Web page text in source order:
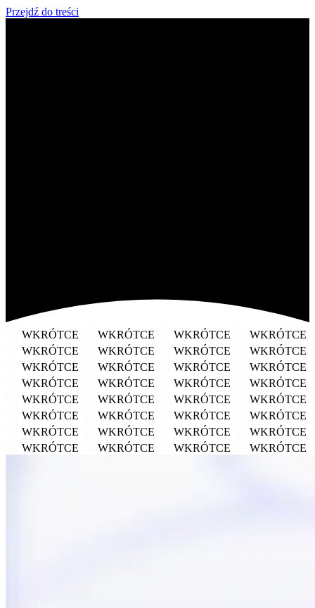
Przejdź do treści
WKRÓTCE WKRÓTCE WKRÓTCE
WKRÓTCE
WKRÓTCE
WKRÓTCE WKRÓTCE
WKRÓTCE
WKRÓTCE
WKRÓTCE WKRÓTCE
WKRÓTCE
WKRÓTCE
WKRÓTCE WKRÓTCE
WKRÓTCE
WKRÓTCE
WKRÓTCE WKRÓTCE
WKRÓTCE
WKRÓTCE
WKRÓTCE WKRÓTCE
WKRÓTCE
WKRÓTCE
WKRÓTCE WKRÓTCE
WKRÓTCE
WKRÓTCE
WKRÓTCE WKRÓTCE WKRÓTCE